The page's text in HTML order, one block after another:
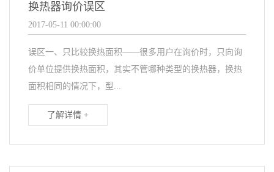
换热器询价误区
2017-05-11 00:00:00
误区一、只比较换热面积——很多用户在询价时，只向询
价单位提供换热面积，其实不管哪种类型的换热器，换热
面积相同的情况下，型...
了解详情 +